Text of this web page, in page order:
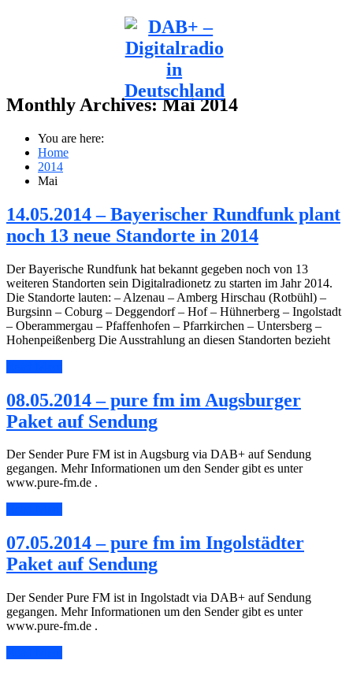
Monthly Archives:Mai 2014
You are here:
Home
2014
Mai
14.05.2014 – Bayerischer Rundfunk plant
noch 13 neue Standorte in 2014
Der Bayerische Rundfunk hat bekannt gegeben noch von 13
weiteren Standorten sein Digitalradionetz zu starten im Jahr 2014.
Die Standorte lauten: – Alzenau – Amberg Hirschau (Rotbühl) –
Burgsinn – Coburg – Deggendorf – Hof – Hühnerberg – Ingolstadt
– Oberammergau – Pfaffenhofen – Pfarrkirchen – Untersberg –
Hohenpeißenberg Die Ausstrahlung an diesen Standorten bezieht
08.05.2014 – pure fm im Augsburger
Paket auf Sendung
Der Sender Pure FM ist in Augsburg via DAB+ auf Sendung
gegangen. Mehr Informationen um den Sender gibt es unter
www.pure-fm.de .
07.05.2014 – pure fm im Ingolstädter
Paket auf Sendung
Der Sender Pure FM ist in Ingolstadt via DAB+ auf Sendung
gegangen. Mehr Informationen um den Sender gibt es unter
www.pure-fm.de .